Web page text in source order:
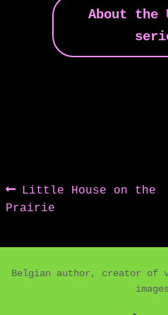
About the
Post
navigation
Previous
post:
Little House on the
Prairie
Belgian author, creator of